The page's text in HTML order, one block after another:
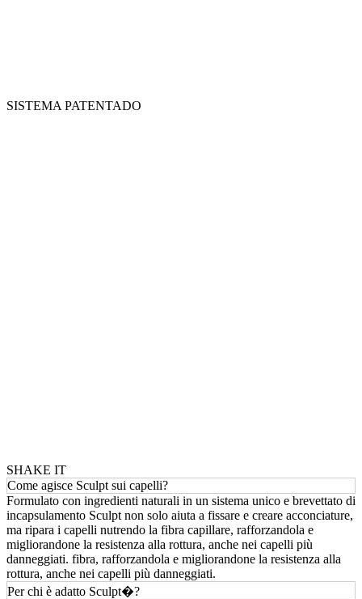
SISTEMA PATENTADO
SHAKE IT
Come agisce Sculpt sui capelli?
Formulato con ingredienti naturali in un sistema unico e brevettato di
incapsulamento Sculpt non solo aiuta a fissare e creare acconciature,
ma ripara i capelli nutrendo la fibra capillare, rafforzandola e
migliorandone la resistenza alla rottura, anche nei capelli più
danneggiati. fibra, rafforzandola e migliorandone la resistenza alla
rottura, anche nei capelli più danneggiati.
Per chi è adatto Sculpt�?